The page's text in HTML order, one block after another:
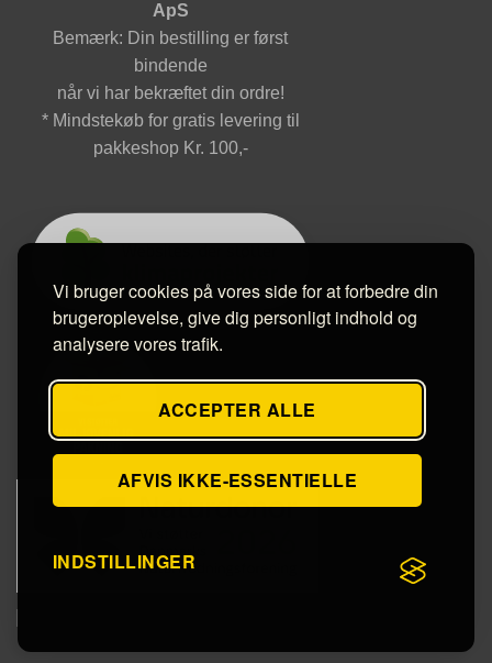
Vi bruger cookies på vores side for at forbedre din
brugeroplevelse, give dig personligt indhold og
analysere vores trafik.
ACCEPTER ALLE
AFVIS IKKE-ESSENTIELLE
INDSTILLINGER
ApS
Bemærk: Din bestilling er først
bindende
når vi har bekræftet din ordre!
* Mindstekøb for gratis levering til
pakkeshop Kr. 100,-